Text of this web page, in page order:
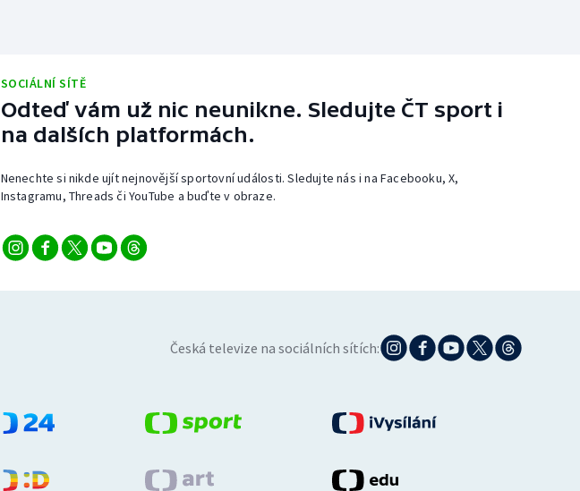
SOCIÁLNÍ SÍTĚ
Odteď vám už nic neunikne. Sledujte ČT sport i
na dalších platformách.
Nenechte si nikde ujít nejnovější sportovní události. Sledujte nás i na Facebooku, X,
Instagramu, Threads či YouTube a buďte v obraze.
Česká televize na sociálních sítích: